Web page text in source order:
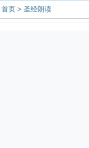
首页 > 圣经朗读